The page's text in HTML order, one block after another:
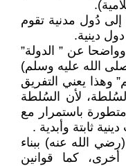
إلى دُول مدنية تقوم
دينية.
عن ” الدولة”
الله عليه وسلم)
وهذا يعني التفريق
لأن السُلطة
باستمرار مع
ثابتة وأبدية .
الله عنه) ببناء
كما قوانين